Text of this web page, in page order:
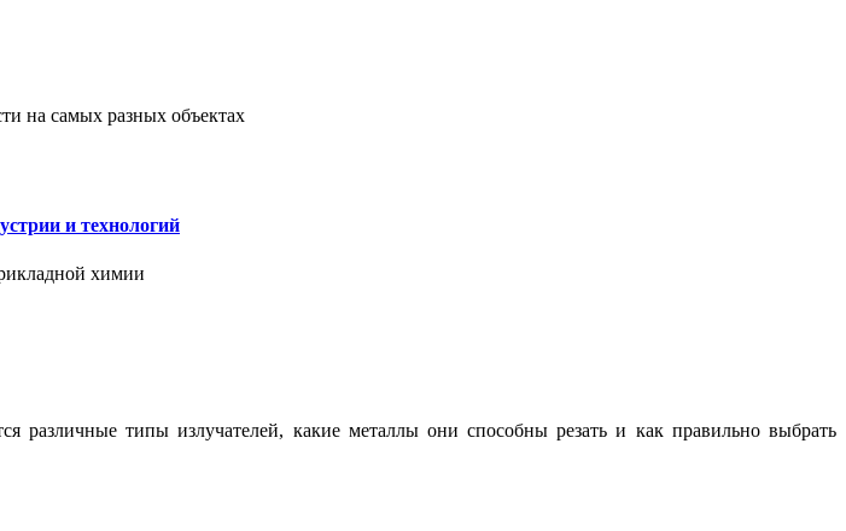
на самых разных объектах
и технологий
химии
различные типы излучателей, какие металлы они способны резать и как правильно выбрать